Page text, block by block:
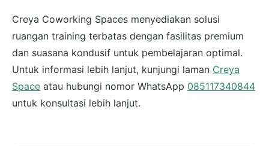
Creya Coworking Spaces menyediakan solusi
ruangan training terbatas dengan fasilitas premium
dan suasana kondusif untuk pembelajaran optimal.
Untuk informasi lebih lanjut, kunjungi laman Creya
Space atau hubungi nomor WhatsApp 085117340844
untuk konsultasi lebih lanjut.